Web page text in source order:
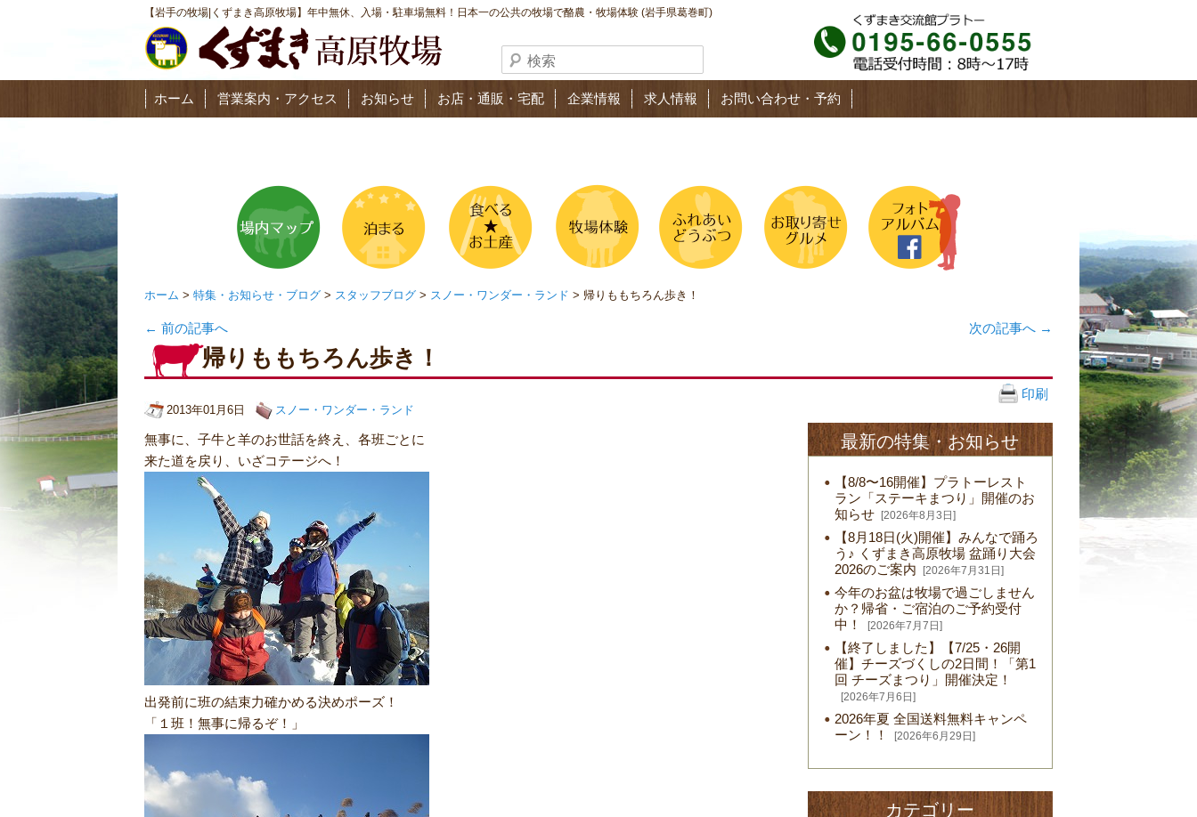
【岩手の牧場|くずまき高原牧場】年中無休、入場・駐車場無料！日本一の公共の牧場で酪農・牧場体験 (岩手県葛巻町)
ホーム 営業案内・アクセス お知らせ お店・通販・宅配 企業情報 求人情報 お問い合わせ・予約
ホーム > 特集・お知らせ・ブログ > スタッフブログ > スノー・ワンダー・ランド > 帰りももちろん歩き！
← 前の記事へ 次の記事へ →
帰りももちろん歩き！
印刷
2013年01月6日 スノー・ワンダー・ランド
無事に、子牛と羊のお世話を終え、各班ごとに
来た道を戻り、いざコテージへ！
出発前に班の結束力確かめる決めポーズ！
「１班！無事に帰るぞ！」
最新の特集・お知らせ
【8/8〜16開催】プラトーレスト
ラン「ステーキまつり」開催のお
知らせ
[2026年8月3日]
【8月18日(火)開催】みんなで踊ろ
う♪ くずまき高原牧場 盆踊り大会
2026のご案内
[2026年7月31日]
今年のお盆は牧場で過ごしません
か？帰省・ご宿泊のご予約受付
中！
[2026年7月7日]
【終了しました】【7/25・26開
催】チーズづくしの2日間！「第1
回 チーズまつり」開催決定！
[2026年7月6日]
2026年夏 全国送料無料キャンペ
ーン！！
[2026年6月29日]
カテゴリー